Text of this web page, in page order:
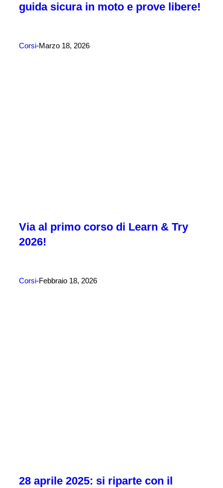
guida sicura in moto e prove libere!
Corsi Marzo 18, 2026
Via al primo corso di Learn & Try
2026!
Corsi Febbraio 18, 2026
28 aprile 2025: si riparte con il